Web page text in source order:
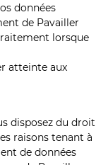
données
de Pavailler
lorsque
atteinte aux
disposez du droit
raisons tenant à
de données